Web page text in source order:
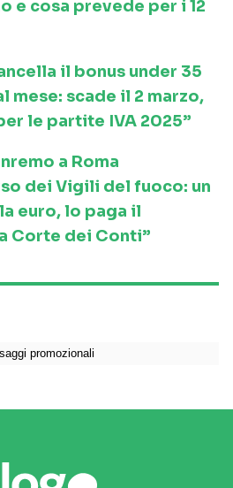
e cosa prevede per i 12
il bonus under 35
mese: scade il 2 marzo,
le partite IVA 2025”
a Roma
dei Vigili del fuoco: un
euro, lo paga il
Corte dei Conti”